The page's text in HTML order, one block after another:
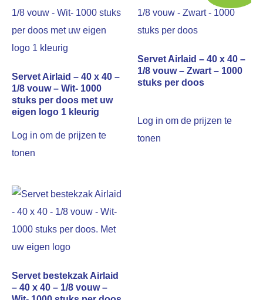
Servet Airlaid – 40 x 40 –
1/8 vouw – Wit- 1000
stuks per doos met uw
eigen logo 1 kleurig
Log in om de prijzen te
tonen
Servet Airlaid – 40 x 40 –
1/8 vouw – Zwart – 1000
stuks per doos
Log in om de prijzen te
tonen
Servet bestekzak Airlaid
– 40 x 40 – 1/8 vouw –